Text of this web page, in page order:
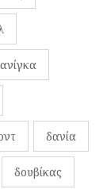
δανία
δουβίκας